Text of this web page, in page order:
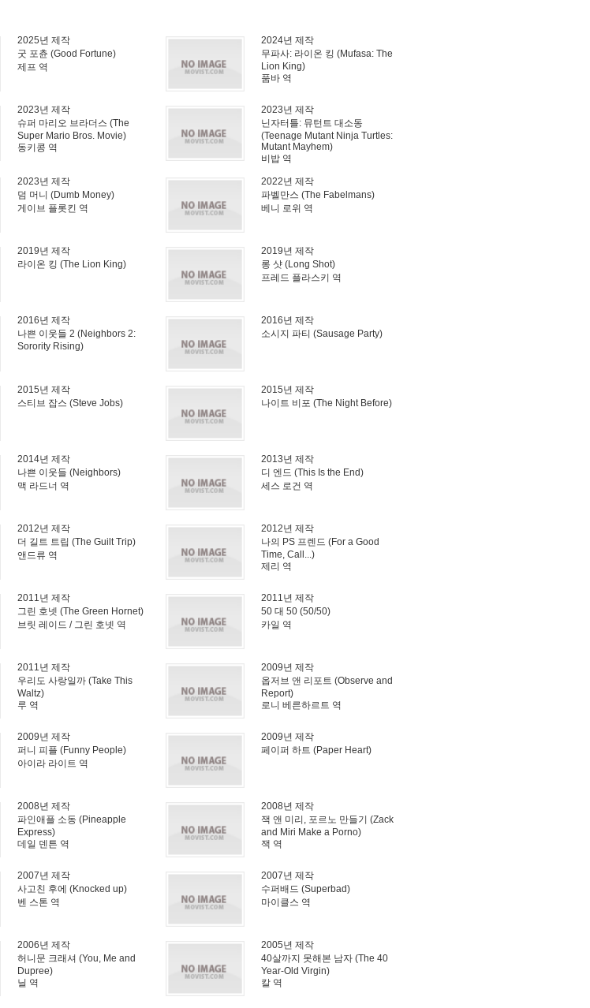
2025년 제작
굿 포츈 (Good Fortune)
제프 역
2024년 제작
무파사: 라이온 킹 (Mufasa: The
Lion King)
품바 역
2023년 제작
슈퍼 마리오 브라더스 (The
Super Mario Bros. Movie)
동키콩 역
2023년 제작
닌자터틀: 뮤턴트 대소동
(Teenage Mutant Ninja Turtles:
Mutant Mayhem)
비밥 역
2023년 제작
덤 머니 (Dumb Money)
게이브 플롯킨 역
2022년 제작
파벨만스 (The Fabelmans)
베니 로위 역
2019년 제작
라이온 킹 (The Lion King)
2019년 제작
롱 샷 (Long Shot)
프레드 플라스키 역
2016년 제작
나쁜 이웃들 2 (Neighbors 2:
Sorority Rising)
2016년 제작
소시지 파티 (Sausage Party)
2015년 제작
스티브 잡스 (Steve Jobs)
2015년 제작
나이트 비포 (The Night Before)
2014년 제작
나쁜 이웃들 (Neighbors)
맥 라드너 역
2013년 제작
디 엔드 (This Is the End)
세스 로건 역
2012년 제작
더 길트 트립 (The Guilt Trip)
앤드류 역
2012년 제작
나의 PS 프렌드 (For a Good
Time, Call...)
제리 역
2011년 제작
그린 호넷 (The Green Hornet)
브릿 레이드 / 그린 호넷 역
2011년 제작
50 대 50 (50/50)
카일 역
2011년 제작
우리도 사랑일까 (Take This
Waltz)
루 역
2009년 제작
옵저브 앤 리포트 (Observe and
Report)
로니 베른하르트 역
2009년 제작
퍼니 피플 (Funny People)
아이라 라이트 역
2009년 제작
페이퍼 하트 (Paper Heart)
2008년 제작
파인애플 소동 (Pineapple
Express)
데일 덴튼 역
2008년 제작
잭 앤 미리, 포르노 만들기 (Zack
and Miri Make a Porno)
잭 역
2007년 제작
사고친 후에 (Knocked up)
벤 스톤 역
2007년 제작
수퍼배드 (Superbad)
마이클스 역
2006년 제작
허니문 크래셔 (You, Me and
Dupree)
닐 역
2005년 제작
40살까지 못해본 남자 (The 40
Year-Old Virgin)
칼 역